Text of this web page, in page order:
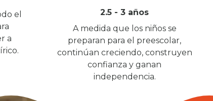
el
a
2.5 - 3 años
A medida que los niños se
preparan para el preescolar,
continúan creciendo, construyen
confianza y ganan
independencia.